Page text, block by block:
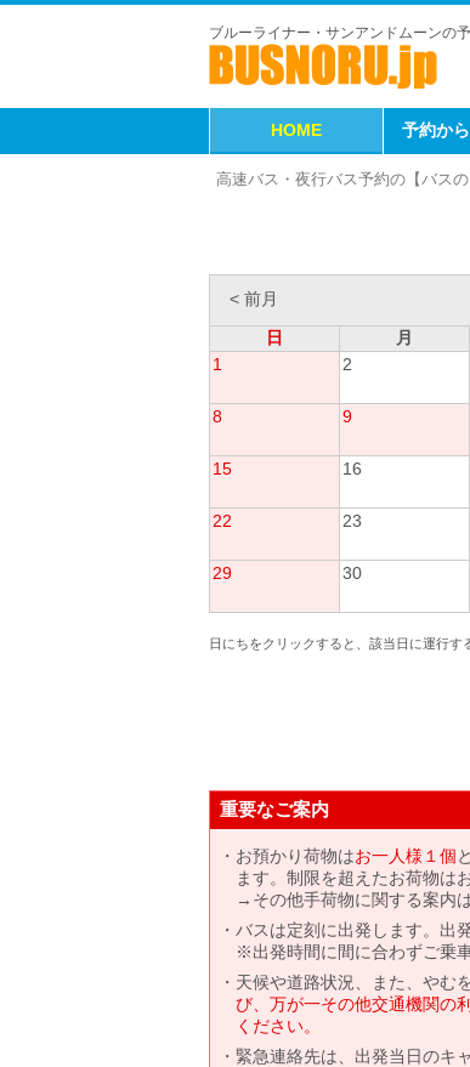
ブルーライナー・サンアンドムーンの
HOME 予約か
高速バス・夜行バス予約の【バスの
< 前月
日
月
1
2
8 9
15 16
22 23
29 30
日にちをクリックすると、該当日に運行す
重要なご案内
お預かり荷物はお一人様１個
ます。制限を超えたお荷物は
→その他手荷物に関する案内
バスは定刻に出発します。出
※出発時間に間に合わずご乗
天候や道路状況、また、やむ
び、万が一その他交通機関の
ください。
緊急連絡先は、出発当日のキ